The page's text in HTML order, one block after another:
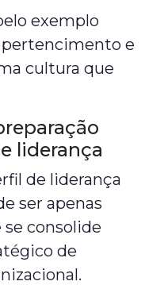
exemplo
e
cultura que
liderança
de liderança
ser apenas
consolide
de